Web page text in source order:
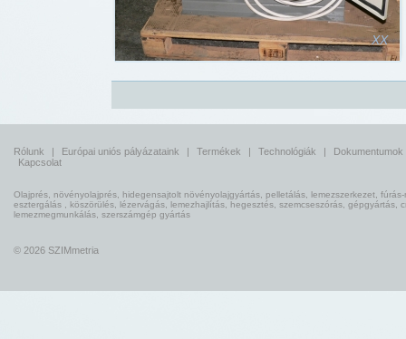
XX
Rólunk | Európai uniós pályázataink | Termékek | Technológiák |
Dokumentumok
Kapcsolat
Olajprés, növényolajprés, hidegensajtolt növényolajgyártás, pelletálás, lemezszerkezet, fúrás-
esztergálás , köszörülés, lézervágás, lemezhajlítás, hegesztés, szemcseszórás, gépgyártás,
lemezmegmunkálás, szerszámgép gyártás
© 2026 SZIMmetria